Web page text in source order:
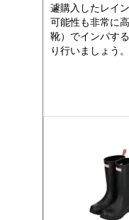
遽購入したレイ
可能性も非常に
靴）でインパす
り行いましょう。